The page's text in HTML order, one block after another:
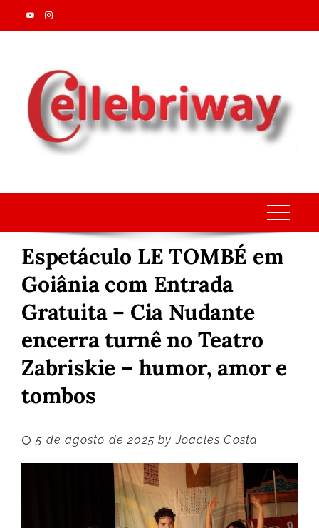
Skip
to
Espetáculo LE TOMBÉ em
Goiânia com Entrada
Gratuita – Cia Nudante
encerra turnê no Teatro
Zabriskie – humor, amor e
tombos
5 de agosto de 2025 byJoacles Costa